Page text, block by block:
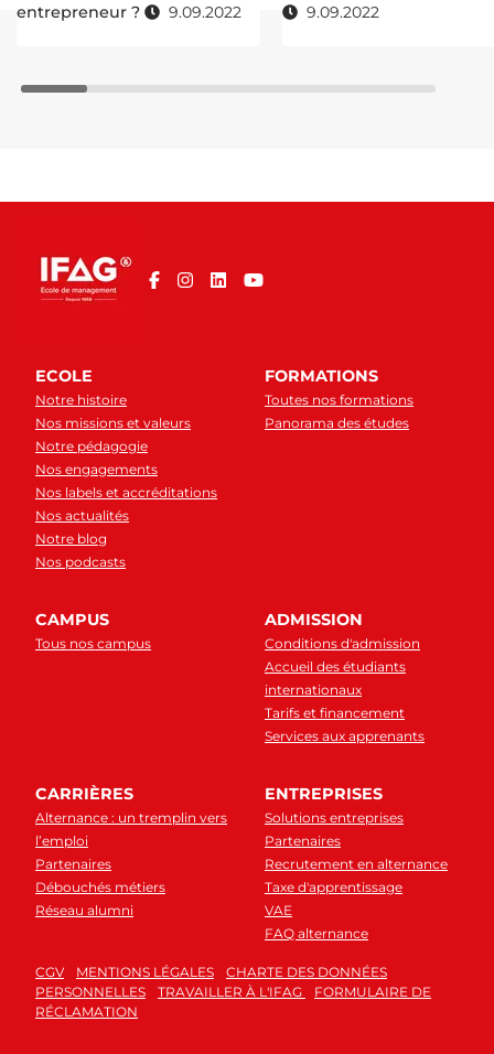
entrepreneur ?
9.09.2022
9.09.2022
ECOLE
Notre histoire
Nos missions et valeurs
Notre pédagogie
Nos engagements
Nos labels et accréditations
Nos actualités
Notre blog
Nos podcasts
FORMATIONS
Toutes nos formations
Panorama des études
CAMPUS
Tous nos campus
ADMISSION
Conditions d'admission
Accueil des étudiants
internationaux
Tarifs et financement
Services aux apprenants
CARRIÈRES
Alternance : un tremplin vers
l’emploi
Partenaires
Débouchés métiers
Réseau alumni
ENTREPRISES
Solutions entreprises
Partenaires
Recrutement en alternance
Taxe d'apprentissage
VAE
FAQ alternance
CGV MENTIONS LÉGALES
CHARTE DES DONNÉES
PERSONNELLES
TRAVAILLER À L'IFAG
FORMULAIRE DE
RÉCLAMATION